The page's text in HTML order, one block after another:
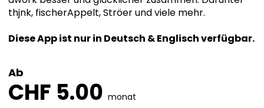
thjnk, fischerAppelt, Ströer und viele mehr.
Diese App ist nur in Deutsch & Englisch verfügbar.
Ab
CHF 5.00 monat